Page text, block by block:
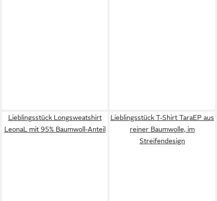
Lieblingsstück Longsweatshirt
LeonaL mit 95% Baumwoll-Anteil
Lieblingsstück T-Shirt TaraEP aus
reiner Baumwolle, im
Streifendesign